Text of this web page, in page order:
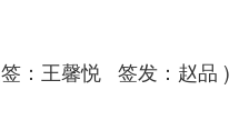
：王馨悦 签发：赵品 )